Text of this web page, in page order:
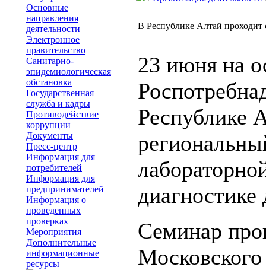
Основные
направления
деятельности
Электронное
правительство
Санитарно-
эпидемиологическая
обстановка
Государственная
служба и кадры
Противодействие
коррупции
Документы
Пресс-центр
Информация для
потребителей
Информация для
предпринимателей
Информация о
проведенных
проверках
Мероприятия
Дополнительные
информационные
ресурсы
В Республике Алтай
23 июня на
Республике
Семинар